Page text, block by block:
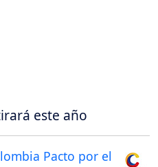
este año